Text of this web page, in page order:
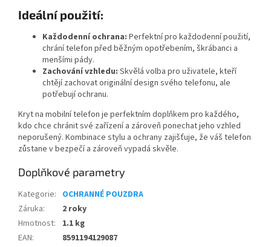
Ideální použití:
Každodenní ochrana: Perfektní pro každodenní použití,
chrání telefon před běžným opotřebením, škrábanci a
menšími pády.
Zachování vzhledu: Skvělá volba pro uživatele, kteří
chtějí zachovat originální design svého telefonu, ale
potřebují ochranu.
Kryt na mobilní telefon je perfektním doplňkem pro každého,
kdo chce chránit své zařízení a zároveň ponechat jeho vzhled
neporušený. Kombinace stylu a ochrany zajišťuje, že váš telefon
zůstane v bezpečí a zároveň vypadá skvěle.
Doplňkové parametry
Kategorie: OCHRANNÉ POUZDRA
Záruka:
2 roky
Hmotnost:
1.1 kg
EAN: 8591194129087